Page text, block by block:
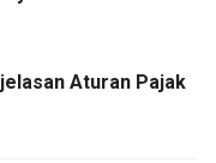
Aturan Pajak